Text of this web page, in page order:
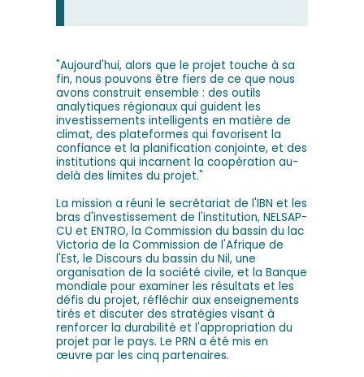
"Aujourd'hui, alors que le projet touche à sa
fin, nous pouvons être fiers de ce que nous
avons construit ensemble : des outils
analytiques régionaux qui guident les
investissements intelligents en matière de
climat, des plateformes qui favorisent la
confiance et la planification conjointe, et des
institutions qui incarnent la coopération au-
delà des limites du projet."
La mission a réuni le secrétariat de l'IBN et les
bras d'investissement de l'institution, NELSAP-
CU et ENTRO, la Commission du bassin du lac
Victoria de la Commission de l'Afrique de
l'Est, le Discours du bassin du Nil, une
organisation de la société civile, et la Banque
mondiale pour examiner les résultats et les
défis du projet, réfléchir aux enseignements
tirés et discuter des stratégies visant à
renforcer la durabilité et l'appropriation du
projet par le pays. Le PRN a été mis en
œuvre par les cinq partenaires.